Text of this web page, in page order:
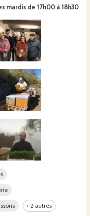
mardis de 17h00 à 18h30
+ 2 autres